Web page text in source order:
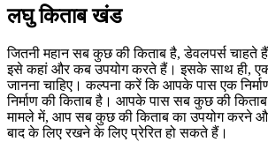
लघु किताब खंड
जितनी महान सब कुछ की किताब है, डेवलपर्स
इसे कहां और कब उपयोग करते हैं। इसके साथ ही,
जानना चाहिए। कल्पना करें कि आपके पास एक
निर्माण की किताब है। आपके पास सब कुछ की
मामले में, आप सब कुछ की किताब का उपयोग करने और
बाद के लिए रखने के लिए प्रेरित हो सकते हैं।